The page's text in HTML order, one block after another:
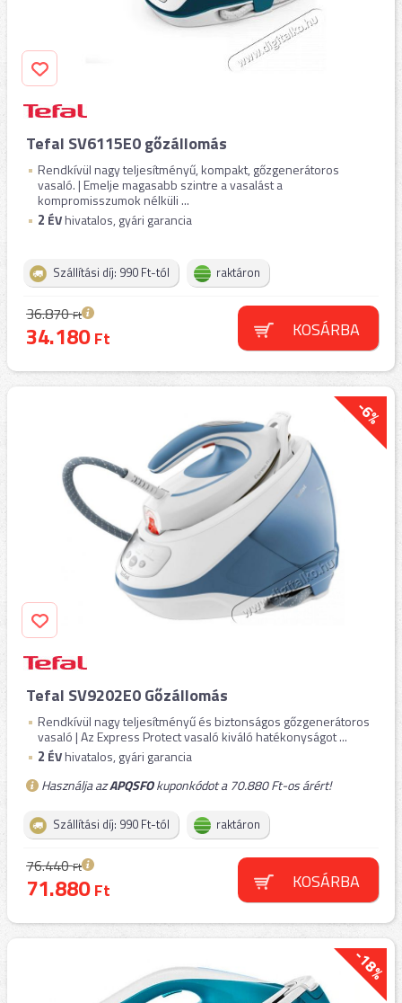
Tefal SV6115E0 gőzállomás
Rendkívül nagy teljesítményű, kompakt, gőzgenerátoros
vasaló. | Emelje magasabb szintre a vasalást a
kompromisszumok nélküli ...
2 ÉVhivatalos, gyári garancia
Szállítási díj: 990 Ft-tól raktáron
36.870Ft
34.180Ft KOSÁRBA
-6%
Tefal SV9202E0 Gőzállomás
Rendkívül nagy teljesítményű és biztonságos gőzgenerátoros
vasaló | Az Express Protect vasaló kiváló hatékonyságot ...
2 ÉVhivatalos, gyári garancia
Használja azAPQSFOkuponkódot a 70.880 Ft-os árért!
Szállítási díj: 990 Ft-tól raktáron
76.440Ft
71.880Ft KOSÁRBA
-18%